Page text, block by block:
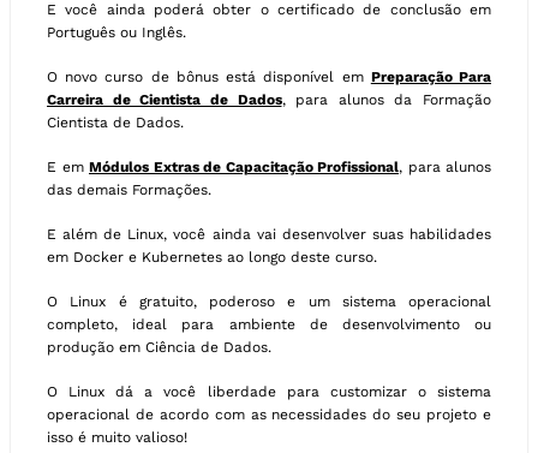
E você ainda poderá obter o certificado de conclusão em
Português ou Inglês.
O novo curso de bônus está disponível em Preparação Para
Carreira de Cientista de Dados, para alunos da Formação
Cientista de Dados.
E em Módulos Extras de Capacitação Profissional, para alunos
das demais Formações.
E além de Linux, você ainda vai desenvolver suas habilidades
em Docker e Kubernetes ao longo deste curso.
O Linux é gratuito, poderoso e um sistema operacional
completo, ideal para ambiente de desenvolvimento ou
produção em Ciência de Dados.
O Linux dá a você liberdade para customizar o sistema
operacional de acordo com as necessidades do seu projeto e
isso é muito valioso!